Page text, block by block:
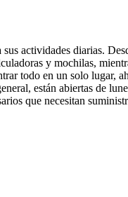
actividades diarias.
y mochilas,
todo en un solo lugar,
están abiertas de
que necesitan